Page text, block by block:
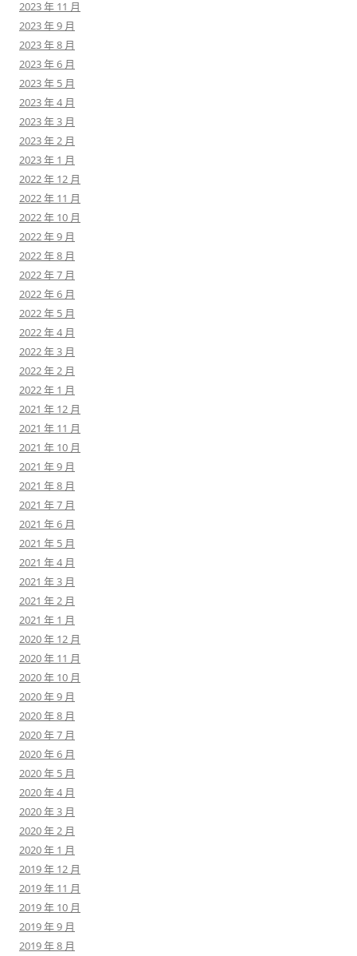
2023 年 11 月
2023 年 9 月
2023 年 8 月
2023 年 6 月
2023 年 5 月
2023 年 4 月
2023 年 3 月
2023 年 2 月
2023 年 1 月
2022 年 12 月
2022 年 11 月
2022 年 10 月
2022 年 9 月
2022 年 8 月
2022 年 7 月
2022 年 6 月
2022 年 5 月
2022 年 4 月
2022 年 3 月
2022 年 2 月
2022 年 1 月
2021 年 12 月
2021 年 11 月
2021 年 10 月
2021 年 9 月
2021 年 8 月
2021 年 7 月
2021 年 6 月
2021 年 5 月
2021 年 4 月
2021 年 3 月
2021 年 2 月
2021 年 1 月
2020 年 12 月
2020 年 11 月
2020 年 10 月
2020 年 9 月
2020 年 8 月
2020 年 7 月
2020 年 6 月
2020 年 5 月
2020 年 4 月
2020 年 3 月
2020 年 2 月
2020 年 1 月
2019 年 12 月
2019 年 11 月
2019 年 10 月
2019 年 9 月
2019 年 8 月